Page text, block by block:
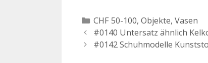
Kategorien
CHF 50-100, Objekte, Vasen
Beitrags-
Navigation
#0140 Untersatz ähnlich
#0142 Schuhmodelle